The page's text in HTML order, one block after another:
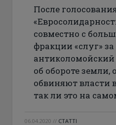
После
совместно с
фракции «слуг» за
антиколомойский
об обороте
обвиняют власти
так ли это на
06.04.2020 // СТАТТІ